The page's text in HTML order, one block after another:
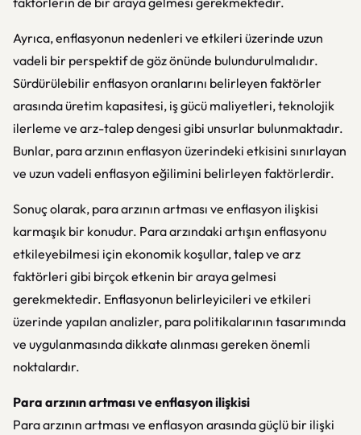
Ayrıca, enflasyonun nedenleri ve etkileri üzerinde uzun
vadeli bir perspektif de göz önünde bulundurulmalıdır.
Sürdürülebilir enflasyon oranlarını belirleyen faktörler
arasında üretim kapasitesi, iş gücü maliyetleri, teknolojik
ilerleme ve arz-talep dengesi gibi unsurlar bulunmaktadır.
Bunlar, para arzının enflasyon üzerindeki etkisini sınırlayan
ve uzun vadeli enflasyon eğilimini belirleyen faktörlerdir.
Sonuç olarak, para arzının artması ve enflasyon ilişkisi
karmaşık bir konudur. Para arzındaki artışın enflasyonu
etkileyebilmesi için ekonomik koşullar, talep ve arz
faktörleri gibi birçok etkenin bir araya gelmesi
gerekmektedir. Enflasyonun belirleyicileri ve etkileri
üzerinde yapılan analizler, para politikalarının tasarımında
ve uygulanmasında dikkate alınması gereken önemli
noktalardır.
Para arzının artması ve enflasyon ilişkisi
Para arzının artması ve enflasyon arasında güçlü bir ilişki